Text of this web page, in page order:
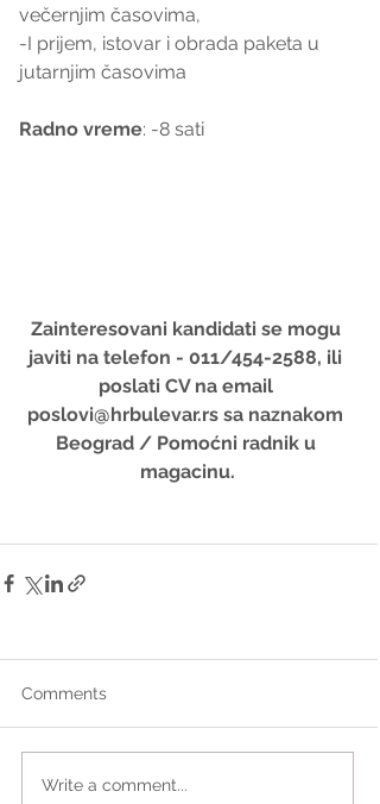
večernjim časovima,
-I prijem, istovar i obrada paketa u
jutarnjim časovima
Radno vreme: -8 sati
Zainteresovani kandidati se mogu
javiti na telefon - 011/454-2588, ili
poslati CV na email
poslovi@hrbulevar.rs sa naznakom
Beograd / Pomoćni radnik u
magacinu.
Comments
Write a comment...